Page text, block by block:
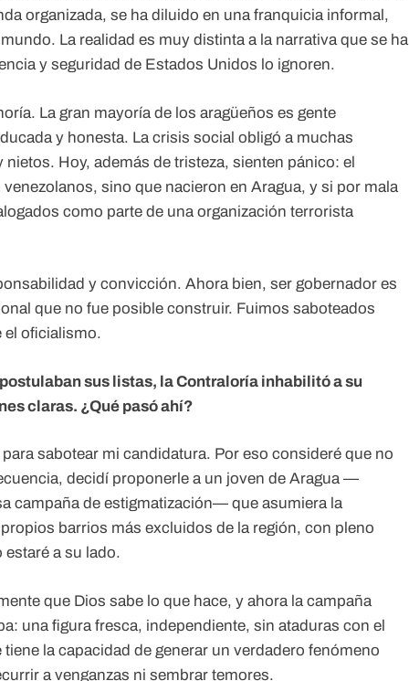
organizada, se ha diluido en una franquicia informal,
La realidad es muy distinta a la narrativa que se ha
y seguridad de Estados Unidos lo ignoren.
La gran mayoría de los aragüeños es gente
y honesta. La crisis social obligó a muchas
Hoy, además de tristeza, sienten pánico: el
sino que nacieron en Aragua, y si por mala
como parte de una organización terrorista
y convicción. Ahora bien, ser gobernador es
que no fue posible construir. Fuimos saboteados
el oficialismo.
sus listas, la Contraloría inhabilitó a su
claras. ¿Qué pasó ahí?
sabotear mi candidatura. Por eso consideré que no
decidí proponerle a un joven de Aragua —
campaña de estigmatización— que asumiera la
barrios más excluidos de la región, con pleno
estaré a su lado.
que Dios sabe lo que hace, y ahora la campaña
una figura fresca, independiente, sin ataduras con el
la capacidad de generar un verdadero fenómeno
a venganzas ni sembrar temores.